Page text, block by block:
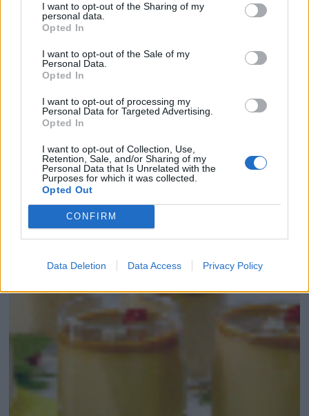
I want to opt-out of the Sharing of my
personal data.
Opted In
I want to opt-out of the Sale of my
Personal Data.
Opted In
I want to opt-out of processing my
Personal Data for Targeted Advertising.
Opted In
I want to opt-out of Collection, Use,
Retention, Sale, and/or Sharing of my
Personal Data that Is Unrelated with the
Purposes for which it was collected.
Opted Out
CONFIRM
Data Deletion Data Access Privacy Policy
VASITOS DE TIRAMISÚ RÁPIDO SIN HUEV...